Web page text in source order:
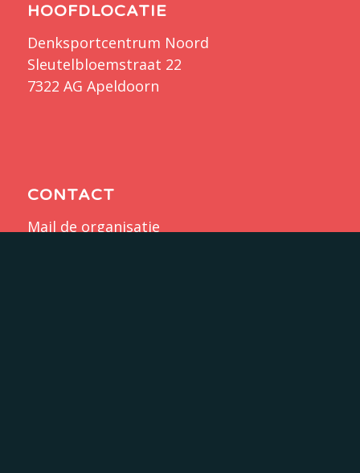
HOOFDLOCATIE
Denksportcentrum Noord
Sleutelbloemstraat 22
7322 AG Apeldoorn
CONTACT
Mail de organisatie